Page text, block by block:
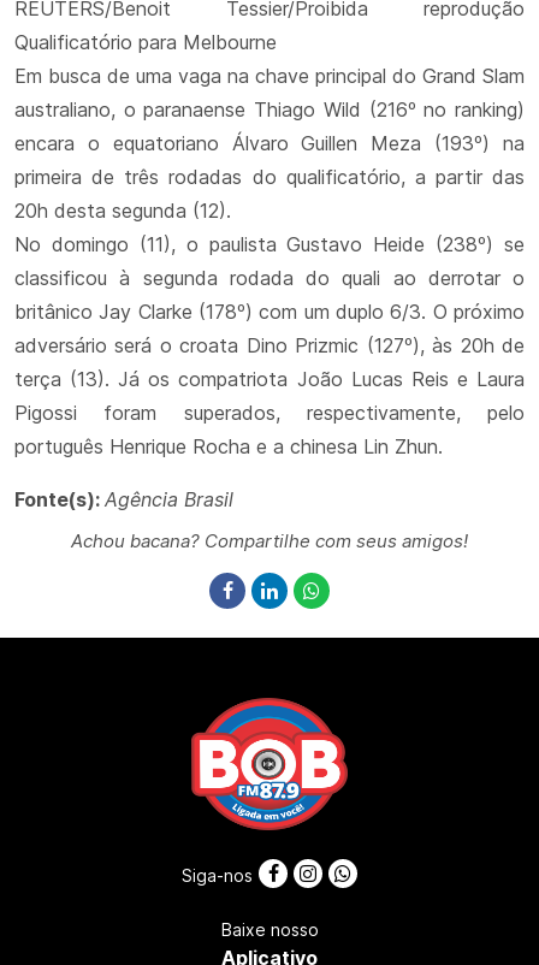
REUTERS/Benoit Tessier/Proibida reprodução
Qualificatório para Melbourne
Em busca de uma vaga na chave principal do Grand Slam
australiano, o paranaense Thiago Wild (216º no ranking)
encara o equatoriano Álvaro Guillen Meza (193º) na
primeira de três rodadas do qualificatório, a partir das
20h desta segunda (12).
No domingo (11), o paulista Gustavo Heide (238º) se
classificou à segunda rodada do quali ao derrotar o
britânico Jay Clarke (178º) com um duplo 6/3. O próximo
adversário será o croata Dino Prizmic (127º), às 20h de
terça (13). Já os compatriota João Lucas Reis e Laura
Pigossi foram superados, respectivamente, pelo
português Henrique Rocha e a chinesa Lin Zhun.
Fonte(s): Agência Brasil
Achou bacana? Compartilhe com seus amigos!
Siga-nos
Baixe nosso
Aplicativo